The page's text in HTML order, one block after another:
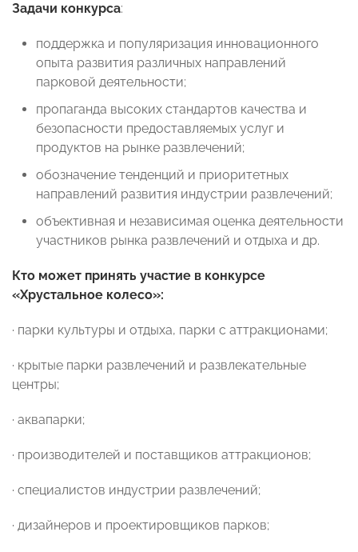
Задачи конкурса:
поддержка и популяризация инновационного
опыта развития различных направлений
парковой деятельности;
пропаганда высоких стандартов качества и
безопасности предоставляемых услуг и
продуктов на рынке развлечений;
обозначение тенденций и приоритетных
направлений развития индустрии развлечений;
объективная и независимая оценка деятельности
участников рынка развлечений и отдыха и др.
Кто может принять участие в конкурсе
«Хрустальное колесо»:
· парки культуры и отдыха, парки с аттракционами;
· крытые парки развлечений и развлекательные
центры;
· аквапарки;
· производителей и поставщиков аттракционов;
· специалистов индустрии развлечений;
· дизайнеров и проектировщиков парков;